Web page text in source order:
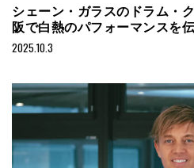
シェーン・ガラスのドラム・
阪で白熱のパフォーマンスを
2025.10.3